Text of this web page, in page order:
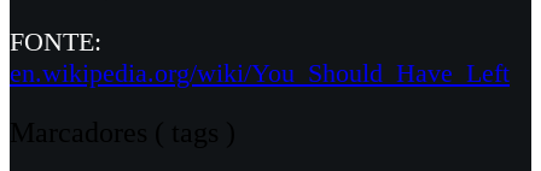
FONTE:
en.wikipedia.org/wiki/You_Should_Have_Left